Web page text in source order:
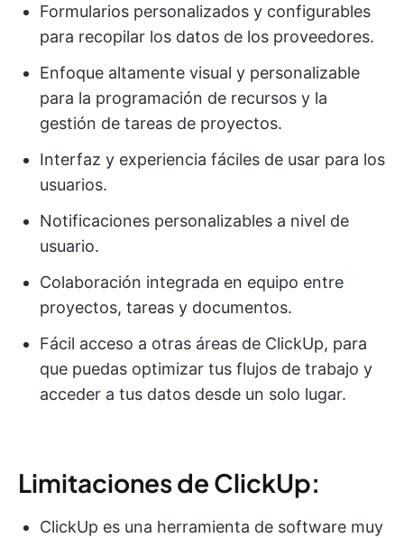
Formularios personalizados y configurables
para recopilar los datos de los proveedores.
Enfoque altamente visual y personalizable
para la programación de recursos y la
gestión de tareas de proyectos.
Interfaz y experiencia fáciles de usar para los
usuarios.
Notificaciones personalizables a nivel de
usuario.
Colaboración integrada en equipo entre
proyectos, tareas y documentos.
Fácil acceso a otras áreas de ClickUp, para
que puedas optimizar tus flujos de trabajo y
acceder a tus datos desde un solo lugar.
Limitaciones de ClickUp:
ClickUp es una herramienta de software muy